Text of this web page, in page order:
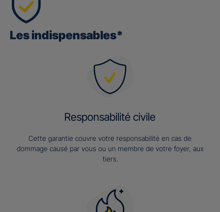
Les indispensables*
Responsabilité civile
Cette garantie couvre votre responsabilité en cas de
dommage causé par vous ou un membre de votre foyer, aux
tiers.